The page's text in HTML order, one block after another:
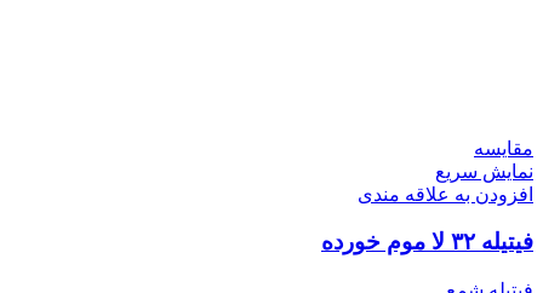
مقايسه
نمایش سریع
افزودن به علاقه مندی
فیتیله ۳۲ لا موم خورده